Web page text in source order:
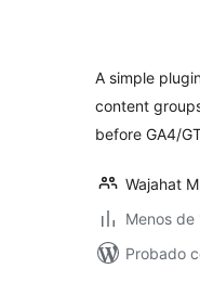
A simple
content
before GA4/
Wajahat
Menos
Probado